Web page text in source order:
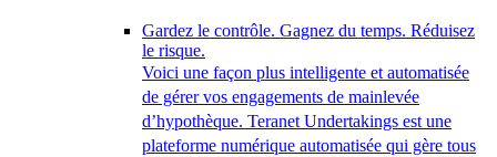
Gardez le contrôle. Gagnez du temps. Réduisez
le risque.
Voici une façon plus intelligente et automatisée
de gérer vos engagements de mainlevée
d’hypothèque. Teranet Undertakings est une
plateforme numérique automatisée qui gère tous